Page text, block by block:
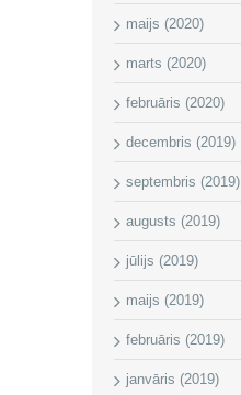
maijs (2020)
marts (2020)
februāris (2020)
decembris (2019)
septembris (2019)
augusts (2019)
jūlijs (2019)
maijs (2019)
februāris (2019)
janvāris (2019)